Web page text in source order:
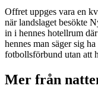
Offret uppges vara en
när landslaget besökte
in i hennes hotellrum
hennes man säger sig
fotbollsförbund utan att
Mer från